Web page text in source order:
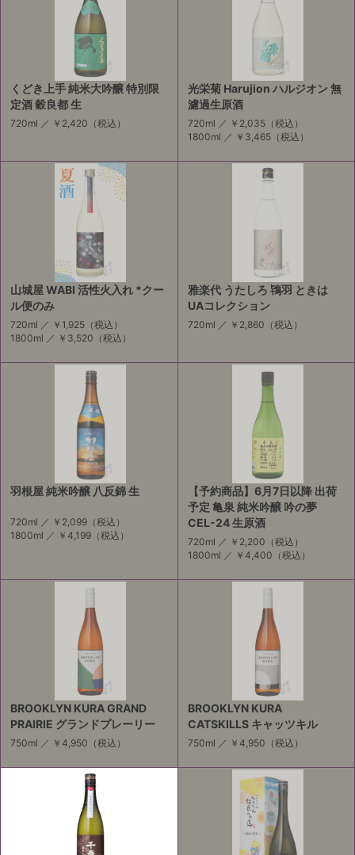
くどき上手 純米大吟醸 特別限
定酒 穀良都 生
720ml ／ ￥2,420 （税込）
光栄菊 Harujion ハルジオン 無
濾過生原酒
720ml ／ ￥2,035（税込）
1800ml ／ ￥3,465（税込）
山城屋 WABI 活性火入れ *クー
ル便のみ
720ml ／ ￥1,925 （税込）
1800ml ／ ￥3,520 （税込）
雅楽代 うたしろ 鴇羽 ときは
UAコレクション
720ml ／ ￥2,860 （税込）
羽根屋 純米吟醸 八反錦 生
720ml ／ ￥2,099 （税込）
1800ml ／ ￥4,199 （税込）
【予約商品】6月7日以降 出荷
予定 亀泉 純米吟醸 吟の夢
CEL-24 生原酒
720ml ／ ￥2,200 （税込）
1800ml ／ ￥4,400 （税込）
BROOKLYN KURA GRAND
PRAIRIE グランドプレーリー
750ml ／ ￥4,950 （税込）
BROOKLYN KURA
CATSKILLS キャッツキル
750ml ／ ￥4,950 （税込）